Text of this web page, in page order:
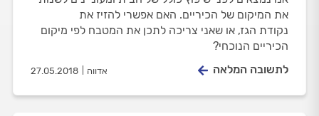
את המיקום של הכיריים. האם אפשרי להזיז את
נקודת הגז, או שאני צריכה לתכן את המטבח לפי מיקום
הכיריים הנוכחי?
אדווה 27.05.2018 לתשובה המלאה